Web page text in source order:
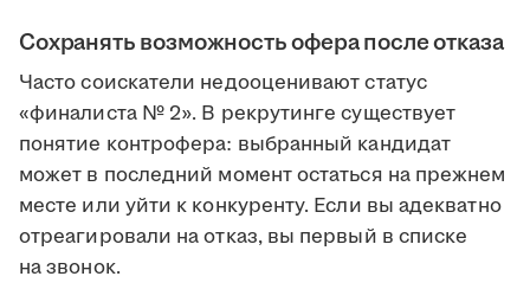
Сохранять возможность офера после отказа
Часто соискатели недооценивают статус
«финалиста № 2». В рекрутинге существует
понятие контрофера: выбранный кандидат
может в последний момент остаться на прежнем
месте или уйти к конкуренту. Если вы адекватно
отреагировали на отказ, вы первый в списке
на звонок.